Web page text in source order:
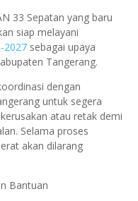
33 Sepatan yang baru
siap melayani
2027 sebagai upaya
Tangerang.
dengan
untuk segera
atau retak demi
Selama proses
akan dilarang
Bantuan